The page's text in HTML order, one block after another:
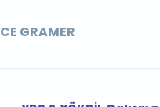
GRAMER